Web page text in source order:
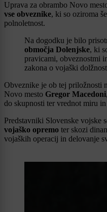
Uprava za obrambo Novo
vse obveznike, ki so oziroma
polnoletnost.
Na dogodku je bilo
območja Dolenjske, ki
pravicami, obveznostmi
zakona o vojaški
Obveznike je ob tej priložnosti
Novo mesto Gregor Macedoni
do skupnosti ter vrednot miru
Predstavniki Slovenske vojske
vojaško opremo ter skozi
vojaških operacij in delovanje